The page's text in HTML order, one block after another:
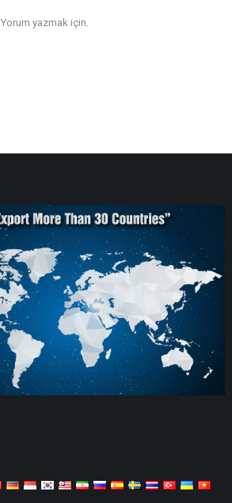
Yorum yazmak için.